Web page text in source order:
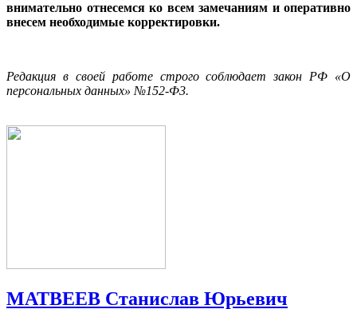
внимательно отнесемся ко всем замечаниям и оперативно
внесем необходимые корректировки.
Редакция в своей работе строго соблюдает закон РФ «О
персональных данных» №152-Ф3.
МАТВЕЕВ Станислав Юрьевич